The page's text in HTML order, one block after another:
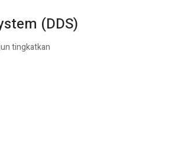
(DDS)
tingkatkan